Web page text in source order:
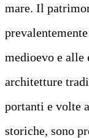
mare. Il
medioevo e alle
architetture
portanti e volte
storiche, sono